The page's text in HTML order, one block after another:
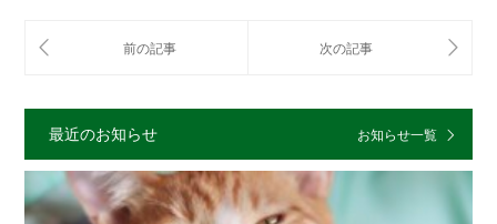
最近のお知らせ お知らせ一覧